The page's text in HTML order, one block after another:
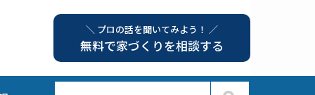
＼ プロの話を聞いてみよう！ ／
無料で家づくりを相談する